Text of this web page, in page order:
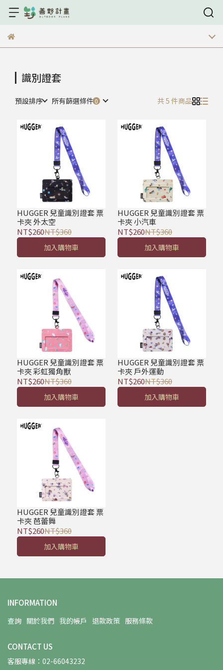
識別證套
預設排序 所有篩選條件 共 5 件商品
HUGGER 兒童識別證套 票
卡夾 外太空
NT$260NT$360
加入購物車
HUGGER 兒童識別證套 票
卡夾 小汽車
NT$260NT$360
加入購物車
HUGGER 兒童識別證套 票
卡夾 彩虹獨角獸
NT$260NT$360
加入購物車
HUGGER 兒童識別證套 票
卡夾 戶外運動
NT$260NT$360
加入購物車
HUGGER 兒童識別證套 票
卡夾 芭蕾舞
NT$260NT$360
加入購物車
INFORMATION
查詢 關於我們 我的帳戶 退款政策 服務條款
CONTACT US
客服專線：02-66043232